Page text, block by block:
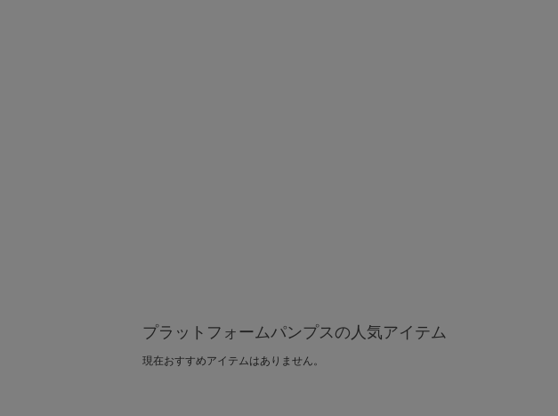
プラットフォームパンプスの人気アイテム
現在おすすめアイテムはありません。